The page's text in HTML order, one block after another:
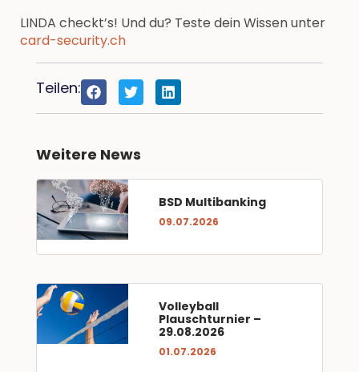
LINDA checkt’s! Und du? Teste dein Wissen unter
card-security.ch
Teilen:
Weitere News
BSD Multibanking
09.07.2026
Volleyball
Plauschturnier –
29.08.2026
01.07.2026